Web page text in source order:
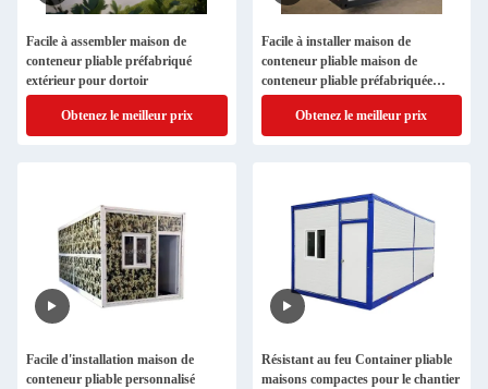
Facile à assembler maison de
conteneur pliable préfabriqué
extérieur pour dortoir
Obtenez le meilleur prix
Facile à installer maison de
conteneur pliable maison de
conteneur pliable préfabriquée
flexible
Obtenez le meilleur prix
Facile d'installation maison de
conteneur pliable personnalisé
Résistant au feu Container pliable
maisons compactes pour le chantier